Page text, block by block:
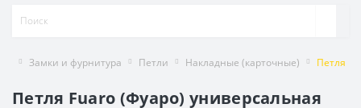
Замки и фурнитура Петли Накладные (карточные) Петля
Петля Fuaro (Фуаро) универсальная